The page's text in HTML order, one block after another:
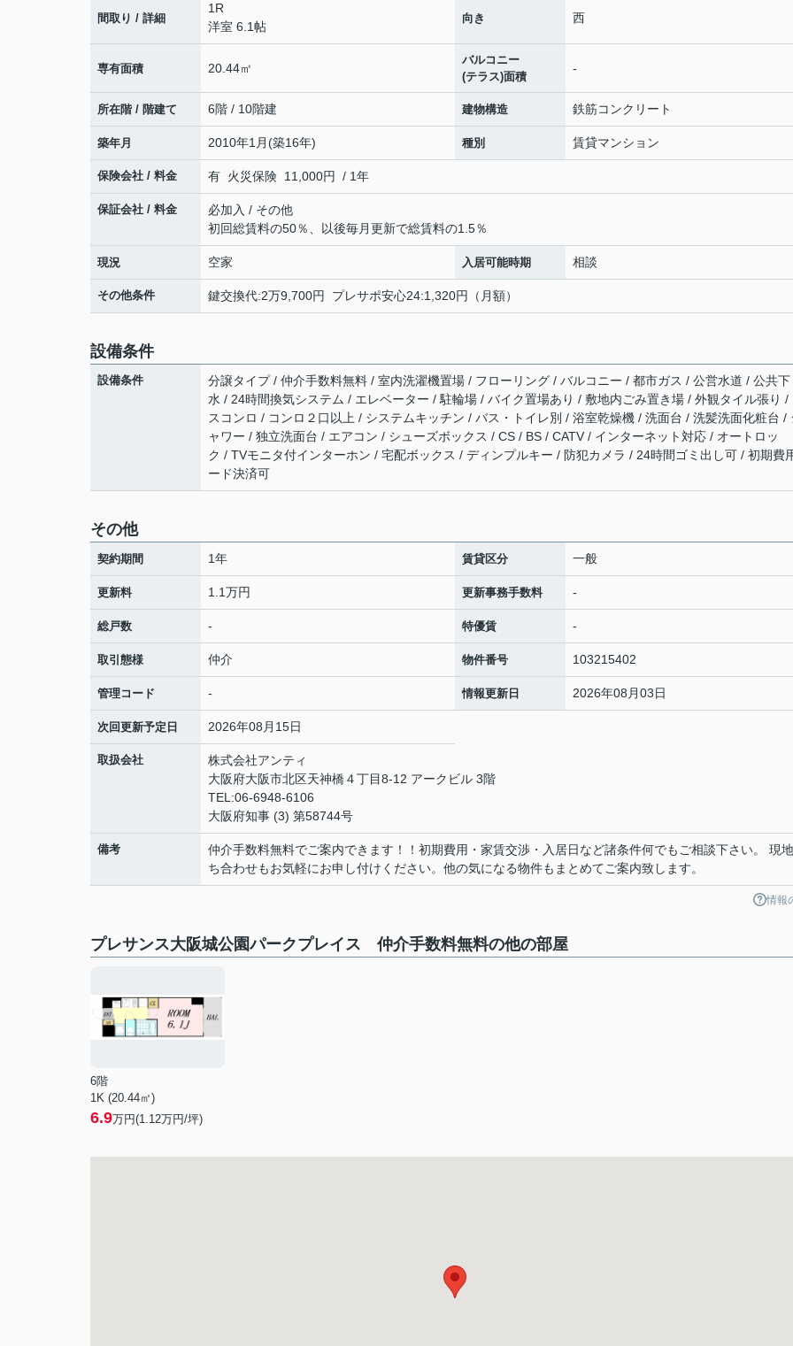
間取り / 詳細
1R
洋室 6.1帖
向き 西
専有面積 20.44㎡
バルコニー
(テラス)面積
-
所在階 / 階建て 6階 / 10階建 建物構造 鉄筋コンクリート
築年月 2010年1月(築16年) 種別 賃貸マンション
保険会社 / 料金 有 火災保険 11,000円 / 1年
保証会社 / 料金
必加入 / その他
初回総賃料の50％、以後毎月更新で総賃料の1.5％
現況 空家 入居可能時期 相談
その他条件 鍵交換代:2万9,700円 プレサポ安心24:1,320円（月額）
設備条件
設備条件
分譲タイプ / 仲介手数料無料 / 室内洗濯機置場 / フローリング / バルコニー / 都市ガス / 公営水道 / 公共下
水 / 24時間換気システム / エレベーター / 駐輪場 / バイク置場あり / 敷地内ごみ置き場 / 外観タイル張り /
スコンロ / コンロ２口以上 / システムキッチン / バス・トイレ別 / 浴室乾燥機 / 洗面台 / 洗髪洗面化粧台 /
ャワー / 独立洗面台 / エアコン / シューズボックス / CS / BS / CATV / インターネット対応 / オートロッ
ク / TVモニタ付インターホン / 宅配ボックス / ディンプルキー / 防犯カメラ / 24時間ゴミ出し可 / 初期費
ード決済可
その他
契約期間 1年 賃貸区分 一般
更新料 1.1万円 更新事務手数料 -
総戸数 - 特優賃 -
取引態様 仲介 物件番号 103215402
管理コード - 情報更新日 2026年08月03日
次回更新予定日 2026年08月15日
取扱会社
株式会社アンティ
大阪府大阪市北区天神橋４丁目8-12 アークビル 3階
TEL:06-6948-6106
大阪府知事 (3) 第58744号
備考
仲介手数料無料でご案内できます！！初期費用・家賃交渉・入居日など諸条件何でもご相談下さい。 現
ち合わせもお気軽にお申し付けください。他の気になる物件もまとめてご案内致します。
情報
プレサンス大阪城公園パークプレイス 仲介手数料無料の他の部屋
6階
1K (20.44㎡)
6.9万円(1.12万円/坪)